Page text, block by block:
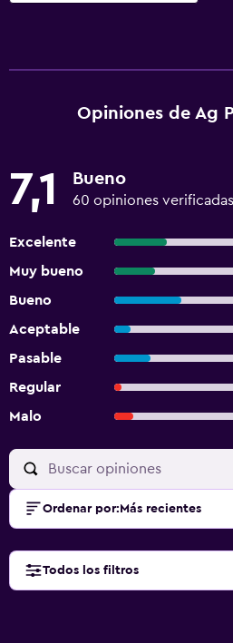
Opiniones de Ag
7,1 Bueno
60 opiniones verificadas
Excelente
Muy bueno
Bueno
Aceptable
Pasable
Regular
Malo
Ordenar por: Más recientes
Todos los filtros